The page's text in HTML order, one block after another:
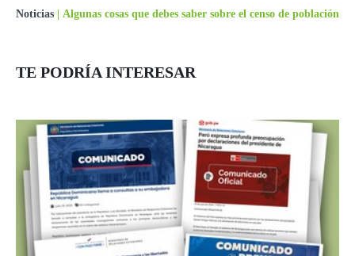
Noticias Algunas cosas que debes saber sobre el censo de población
TE PODRÍA INTERESAR